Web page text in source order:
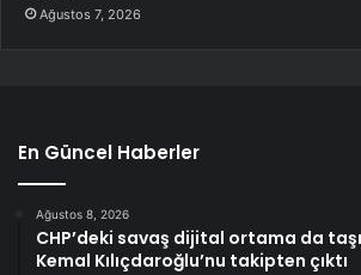
Ağustos 7, 2026
En Güncel Haberler
Ağustos 8, 2026
CHP’deki savaş dijital ortama da
Kemal Kılıçdaroğlu’nu takipten çıktı